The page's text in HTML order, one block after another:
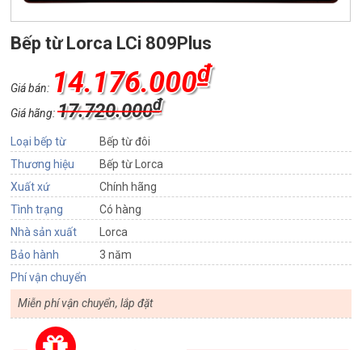
Bếp từ Lorca LCi 809Plus
Giá bán: 14.176.000₫
Giá hãng:17.720.000₫
Loại bếp từ
Bếp từ đôi
Thương hiệu
Bếp từ Lorca
Xuất xứ
Chính hãng
Tình trạng
Có hàng
Nhà sản xuất
Lorca
Bảo hành
3 năm
Phí vận chuyển
Miễn phí vận chuyển, lắp đặt